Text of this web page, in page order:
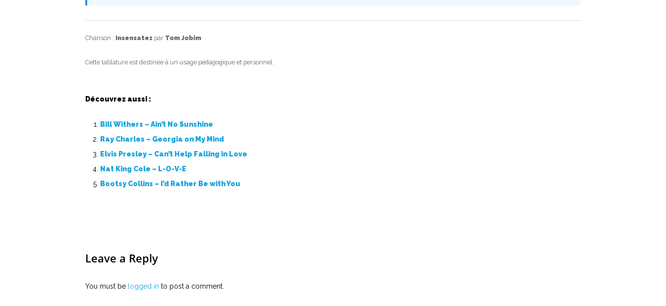
Chanson : Insensatez par Tom Jobim
Cette tablature est destinée à un usage pédagogique et personnel.
Découvrez aussi :
Bill Withers – Ain’t No Sunshine
Ray Charles – Georgia on My Mind
Elvis Presley – Can’t Help Falling in Love
Nat King Cole – L-O-V-E
Bootsy Collins – I’d Rather Be with You
Leave a Reply
You must be logged in to post a comment.